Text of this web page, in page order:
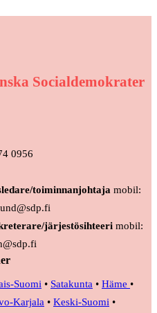
Socialdemokrater
0956
toiminnanjohtaja mobil:
järjestösihteeri mobil:
Suomi • Satakunta • Häme •
Karjala • Keski-Suomi •